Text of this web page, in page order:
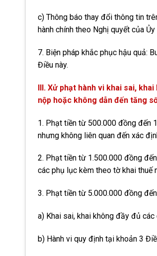
c) Thông báo thay đổi thông tin
hành chính theo Nghị quyết của
7. Biện pháp khắc phục hậu quả:
Điều này.
III. Xử phạt hành vi khai sai,
nộp hoặc không dẫn đến tăng
1. Phạt tiền từ 500.000 đồng đến
nhưng không liên quan đến xác
2. Phạt tiền từ 1.500.000 đồng
các phụ lục kèm theo tờ khai thuế
3. Phạt tiền từ 5.000.000 đồng
a) Khai sai, khai không đầy đủ
b) Hành vi quy định tại khoản 3